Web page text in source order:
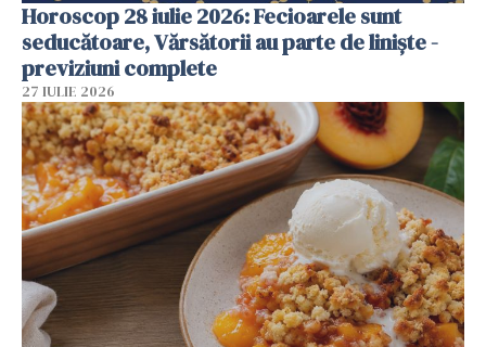
Horoscop 28 iulie 2026: Fecioarele sunt
seducătoare, Vărsătorii au parte de liniște -
previziuni complete
27 IULIE 2026